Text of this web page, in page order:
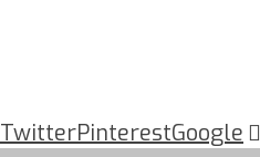
TwitterPinterestGoogle